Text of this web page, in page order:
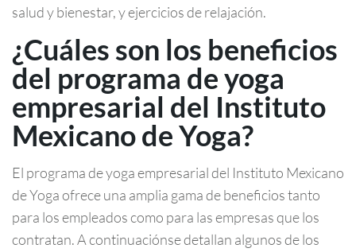
salud y bienestar, y ejercicios de relajación.
¿Cuáles son los beneficios
del programa de yoga
empresarial del Instituto
Mexicano de Yoga?
El programa de yoga empresarial del Instituto Mexicano
de Yoga ofrece una amplia gama de beneficios tanto
para los empleados como para las empresas que los
contratan. A continuaciónse detallan algunos de los